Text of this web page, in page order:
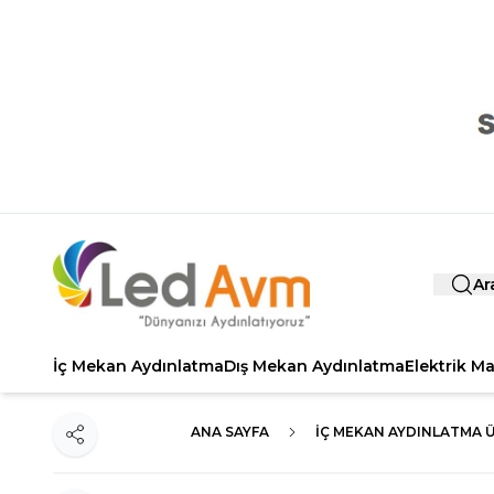
İç Mekan AydınlatmaDış Mekan AydınlatmaElektrik
ANA SAYFA İÇ MEKAN AYDINLATMA
Paylaş